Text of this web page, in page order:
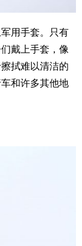
用手套。只有
戴上手套，像
拭难以清洁的
和许多其他地